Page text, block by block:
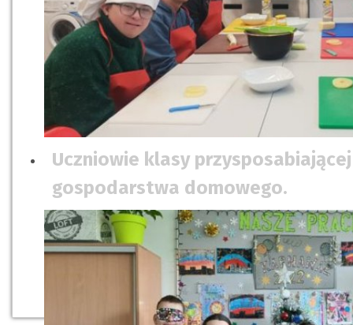
Uczniowie klasy
gospodarstwa domowego.